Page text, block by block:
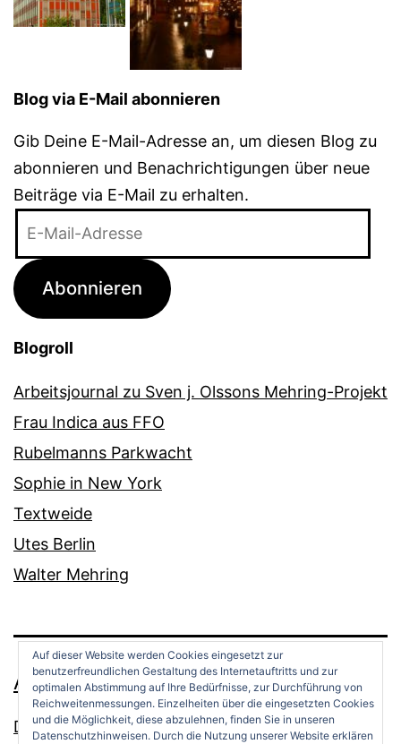
Blog via E-Mail abonnieren
Gib Deine E-Mail-Adresse an, um diesen Blog zu
abonnieren und Benachrichtigungen über neue
Beiträge via E-Mail zu erhalten.
Adresse
Abonnieren
Blogroll
Arbeitsjournal zu Sven j. Olssons Mehring-Projekt
Frau Indica aus FFO
Rubelmanns Parkwacht
Sophie in New York
Textweide
Utes Berlin
Walter Mehring
ANDREAS OPPERMANN
Datenschutz
Auf dieser Website werden Cookies eingesetzt zur
benutzerfreundlichen Gestaltung des Internetauftritts und zur
optimalen Abstimmung auf Ihre Bedürfnisse, zur Durchführung von
Reichweitenmessungen. Einzelheiten über die eingesetzten Cookies
und die Möglichkeit, diese abzulehnen, finden Sie in unseren
Datenschutzhinweisen. Durch die Nutzung unserer Website erklären